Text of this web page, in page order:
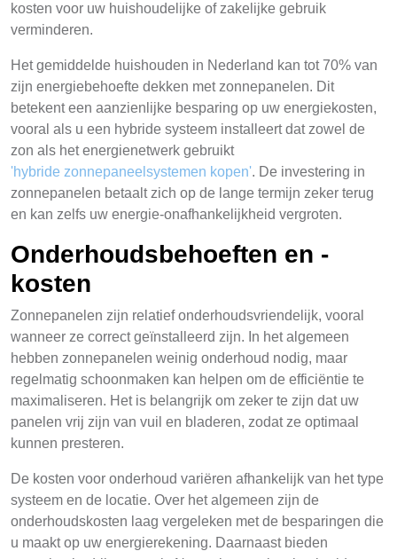
kosten voor uw huishoudelijke of zakelijke gebruik
verminderen.
Het gemiddelde huishouden in Nederland kan tot 70% van
zijn energiebehoefte dekken met zonnepanelen. Dit
betekent een aanzienlijke besparing op uw energiekosten,
vooral als u een hybride systeem installeert dat zowel de
zon als het energienetwerk gebruikt
'hybride zonnepaneelsystemen kopen'. De investering in
zonnepanelen betaalt zich op de lange termijn zeker terug
en kan zelfs uw energie-onafhankelijkheid vergroten.
Onderhoudsbehoeften en -
kosten
Zonnepanelen zijn relatief onderhoudsvriendelijk, vooral
wanneer ze correct geïnstalleerd zijn. In het algemeen
hebben zonnepanelen weinig onderhoud nodig, maar
regelmatig schoonmaken kan helpen om de efficiëntie te
maximaliseren. Het is belangrijk om zeker te zijn dat uw
panelen vrij zijn van vuil en bladeren, zodat ze optimaal
kunnen presteren.
De kosten voor onderhoud variëren afhankelijk van het type
systeem en de locatie. Over het algemeen zijn de
onderhoudskosten laag vergeleken met de besparingen die
u maakt op uw energierekening. Daarnaast bieden